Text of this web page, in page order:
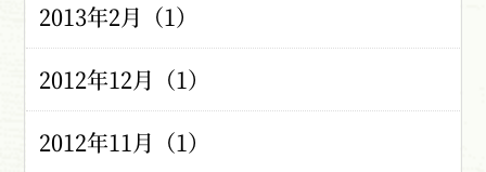
2013年2月（1）
2012年12月（1）
2012年11月（1）